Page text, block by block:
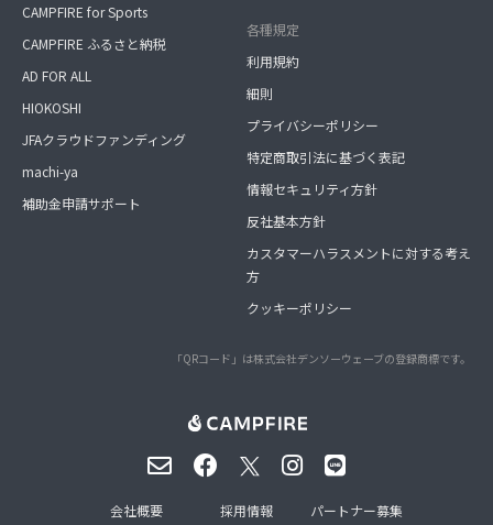
CAMPFIRE for Sports
CAMPFIRE ふるさと納税
AD FOR ALL
HIOKOSHI
JFAクラウドファンディング
machi-ya
補助金申請サポート
各種規定
利用規約
細則
プライバシーポリシー
特定商取引法に基づく表記
情報セキュリティ方針
反社基本方針
カスタマーハラスメントに対する考え
方
クッキーポリシー
「QRコード」は株式会社デンソーウェーブの登録商標です。
会社概要 採用情報 パートナー募集